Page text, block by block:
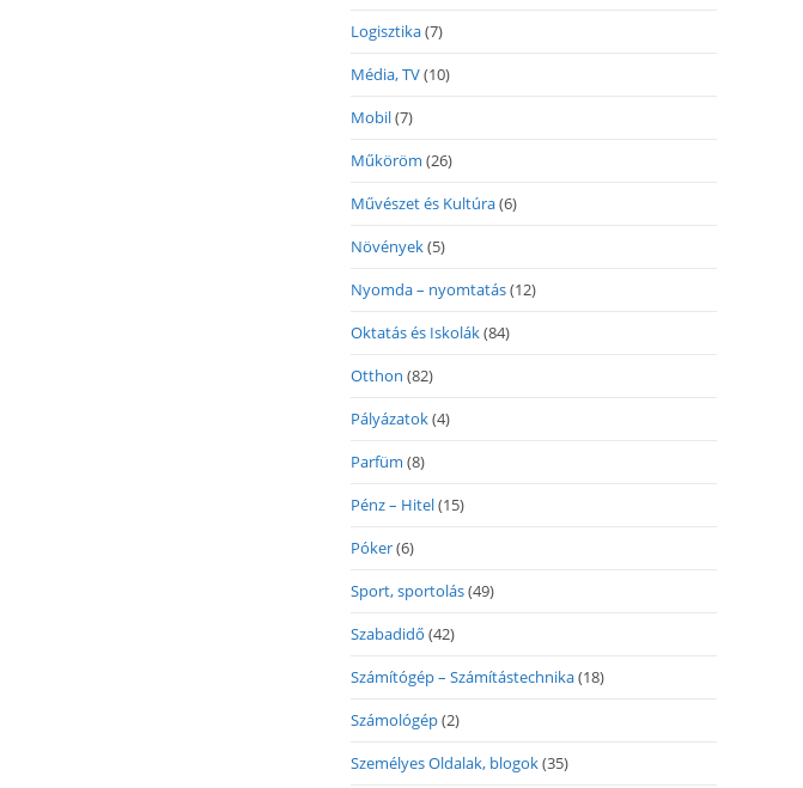
Logisztika(7)
Média, TV(10)
Mobil(7)
Műköröm (26)
Művészet és Kultúra(6)
Növények(5)
Nyomda – nyomtatás(12)
Oktatás és Iskolák(84)
Otthon (82)
Pályázatok(4)
Parfüm (8)
Pénz – Hitel(15)
Póker(6)
Sport, sportolás(49)
Szabadidő (42)
Számítógép – Számítástechnika(18)
Számológép(2)
Személyes Oldalak, blogok(35)